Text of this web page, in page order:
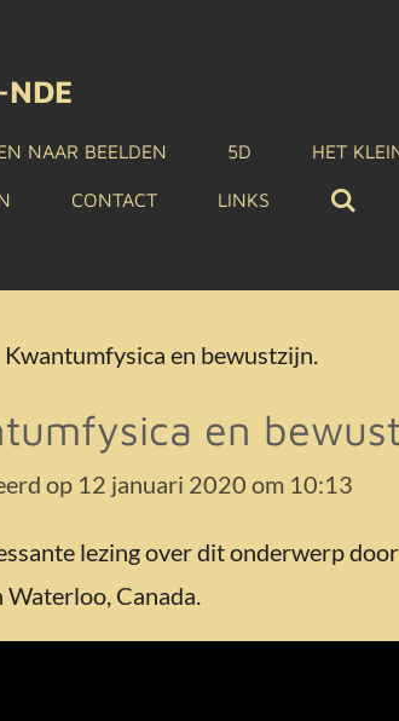
NDE
NAAR BEELDEN 5D HET
CONTACT LINKS
Kwantumfysica en bewustzijn.
en
op 12 januari 2020 om 10:13
lezing over dit onderwerp
Waterloo, Canada.